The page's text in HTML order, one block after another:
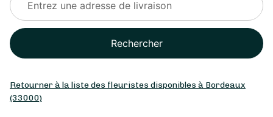
Rechercher
Retourner à la liste des fleuristes disponibles à Bordeaux
(33000)